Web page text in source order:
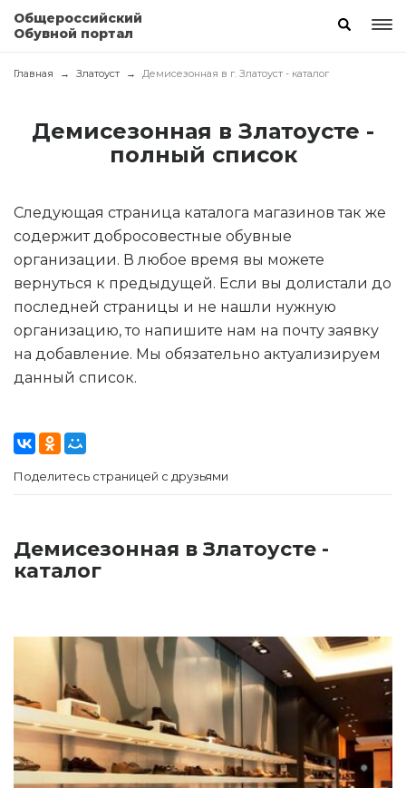
Общероссийский
Обувной портал
Главная Златоуст Демисезонная в г. Златоуст - каталог
Демисезонная в Златоусте -
полный список
Следующая страница каталога магазинов так же
содержит добросовестные обувные
организации. В любое время вы можете
вернуться к предыдущей. Если вы долистали до
последней страницы и не нашли нужную
организацию, то напишите нам на почту заявку
на добавление. Мы обязательно актуализируем
данный список.
Поделитесь страницей с друзьями
Демисезонная в Златоусте -
каталог